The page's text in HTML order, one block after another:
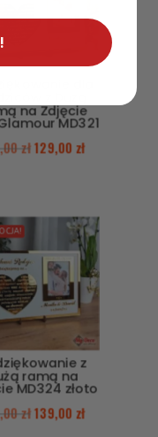
na Zdjęcie
MD321
zł129,00 zł
z
ramą na
MD324 złoto
zł139,00 zł